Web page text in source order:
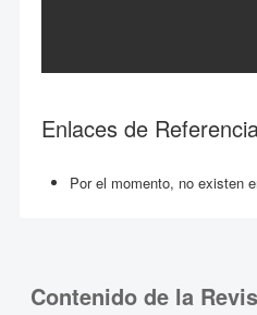
Enlaces de
Por el momento, no existen
Contenido de la